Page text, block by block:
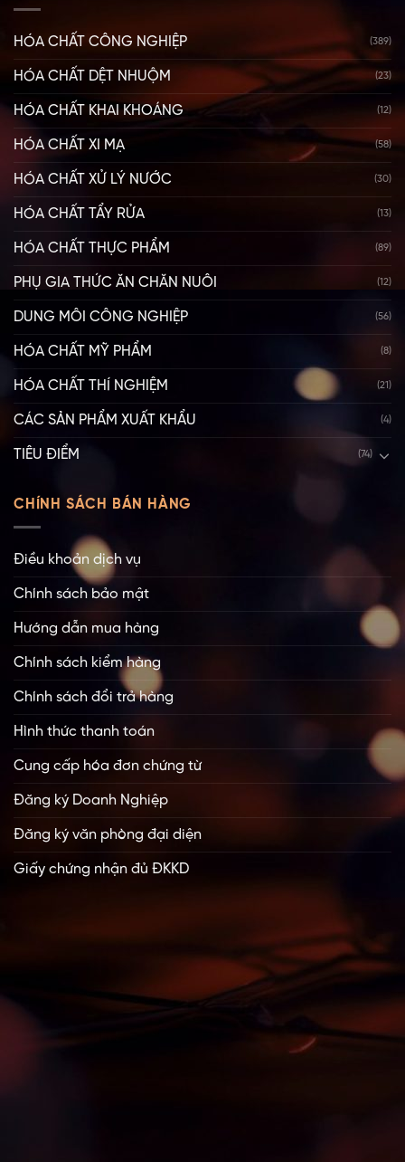
HÓA CHẤT CÔNG NGHIỆP (389)
HÓA CHẤT DỆT NHUỘM (23)
HÓA CHẤT KHAI KHOÁNG (12)
HÓA CHẤT XI MẠ (58)
HÓA CHẤT XỬ LÝ NƯỚC (30)
HÓA CHẤT TẨY RỬA (13)
HÓA CHẤT THỰC PHẨM (89)
PHỤ GIA THỨC ĂN CHĂN NUÔI (12)
DUNG MÔI CÔNG NGHIỆP (56)
HÓA CHẤT MỸ PHẨM (8)
HÓA CHẤT THÍ NGHIỆM (21)
CÁC SẢN PHẨM XUẤT KHẨU (4)
TIÊU ĐIỂM (74)
CHÍNH SÁCH BÁN HÀNG
Điều khoản dịch vụ
Chính sách bảo mật
Hướng dẫn mua hàng
Chính sách kiểm hàng
Chính sách đổi trả hàng
Hình thức thanh toán
Cung cấp hóa đơn chứng từ
Đăng ký Doanh Nghiệp
Đăng ký văn phòng đại diện
Giấy chứng nhận đủ ĐKKD